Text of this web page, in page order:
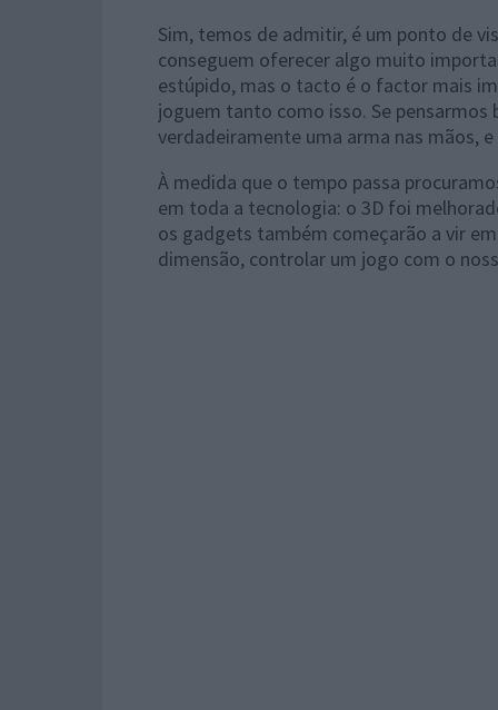
Sim, temos de admitir, é um ponto de
conseguem oferecer algo muito
estúpido, mas o tacto é o factor mais
joguem tanto como isso. Se
verdadeiramente uma arma nas mãos,
À medida que o tempo passa
em toda a tecnologia: o 3D foi
os gadgets também começarão a vir
dimensão, controlar um jogo com o